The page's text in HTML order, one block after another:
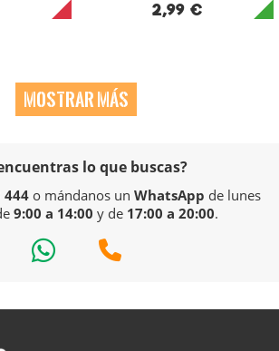
2,99 €
MOSTRAR MÁS
lo que buscas?
444o mándanos un WhatsApp de lunes
9:00 a 14:00 y de 17:00 a 20:00.